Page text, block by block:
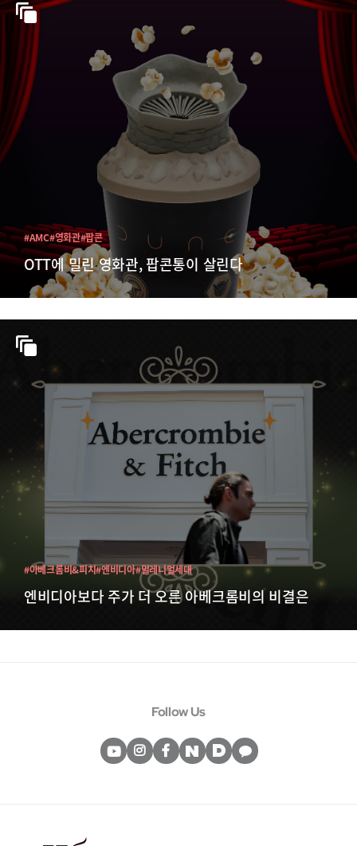
OTT에 밀린 영화관, 팝콘통이 살린다
#AMC#영화관#팝콘
엔비디아보다 주가 더 오른 아베크롬비의 비결은
#아베크롬비&피치#엔비디아#밀레니얼세대
Follow Us